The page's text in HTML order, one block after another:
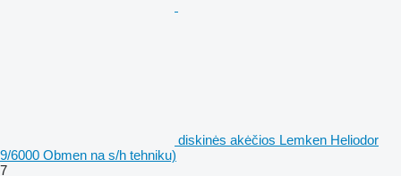
diskinės akėčios Lemken Heliodor
9/6000 Obmen na s/h tehniku)
7